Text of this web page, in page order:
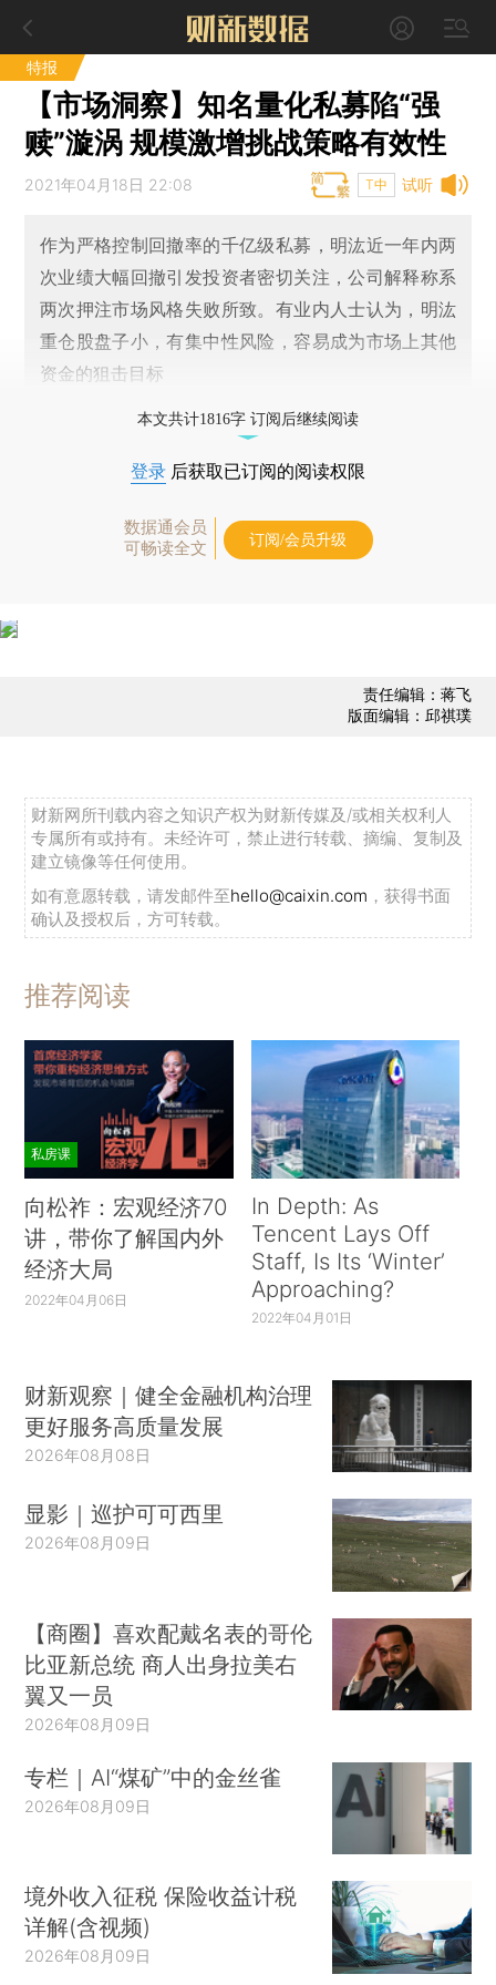
特报
【市场洞察】知名量化私募陷“强
赎”漩涡 规模激增挑战策略有效性
试听
2021年04月18日 22:08 T中
作为严格控制回撤率的千亿级私募，明汯近一年内两
次业绩大幅回撤引发投资者密切关注，公司解释称系
两次押注市场风格失败所致。有业内人士认为，明汯
重仓股盘子小，有集中性风险，容易成为市场上其他
资金的狙击目标
本文共计1816字 订阅后继续阅读
登录 后获取已订阅的阅读权限
数据通会员
可畅读全文
订阅/会员升级
责任编辑：蒋飞
版面编辑：邱祺璞
财新网所刊载内容之知识产权为财新传媒及/或相关权利人
专属所有或持有。未经许可，禁止进行转载、摘编、复制及
建立镜像等任何使用。
如有意愿转载，请发邮件至hello@caixin.com ，获得书面
确认及授权后，方可转载。
推荐阅读
私房课
向松祚：宏观经济70
讲，带你了解国内外
经济大局
2022年04月06日
In Depth: As
Tencent Lays Off
Staff, Is Its ‘Winter’
Approaching?
2022年04月01日
财新观察｜健全金融机构治理
更好服务高质量发展
2026年08月08日
显影｜巡护可可西里
2026年08月09日
【商圈】喜欢配戴名表的哥伦
比亚新总统 商人出身拉美右
翼又一员
2026年08月09日
专栏｜AI“煤矿”中的金丝雀
2026年08月09日
境外收入征税 保险收益计税
详解(含视频)
2026年08月09日